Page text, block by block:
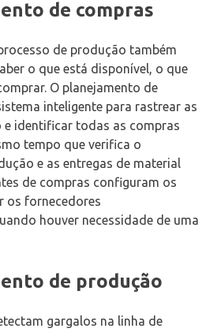
de compras
de produção também
o que está disponível, o que
O planejamento de
inteligente para rastrear as
e identificar todas as compras
tempo que verifica o
e as entregas de material
de compras configuram os
os fornecedores
houver necessidade de uma
de produção
gargalos na linha de